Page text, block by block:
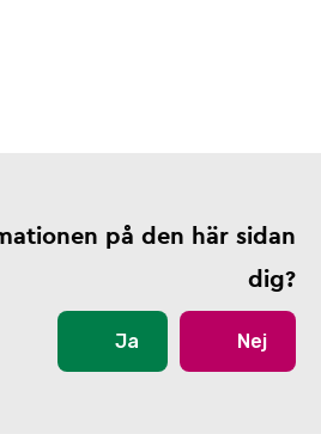
på den här sidan
dig?
Ja Nej